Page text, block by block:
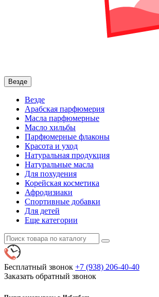
Везде
Везде
Арабская парфюмерия
Масла парфюмерные
Масло хильбы
Парфюмерные флаконы
Красота и уход
Натуральная продукция
Натуральные масла
Для похудения
Корейская косметика
Афродизиаки
Спортивные добавки
Для детей
Еще категории
Бесплатный звонок +7 (938) 206-40-40
Заказать обратный звонок